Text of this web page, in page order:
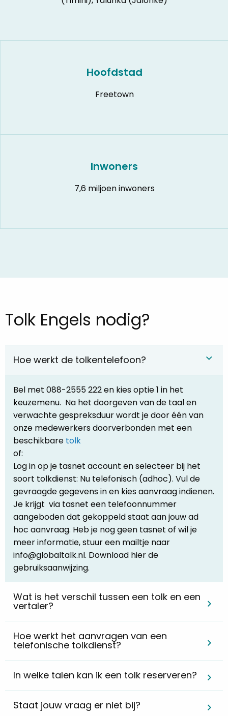
Hoofdstad
Freetown
Inwoners
7,6 miljoen inwoners
Tolk Engels nodig?
Hoe werkt de tolkentelefoon?
Bel met 088-2555 222 en kies optie 1 in het
keuzemenu. Na het doorgeven van de taal en
verwachte gespreksduur wordt je door één van
onze medewerkers doorverbonden met een
beschikbare tolk
of:
Log in op je tasnet account en selecteer bij het
soort tolkdienst: Nu telefonisch (adhoc). Vul de
gevraagde gegevens in en kies aanvraag indienen.
Je krijgt via tasnet een telefoonnummer
aangeboden dat gekoppeld staat aan jouw ad
hoc aanvraag. Heb je nog geen tasnet of wil je
meer informatie, stuur een mailtje naar
info@globaltalk.nl. Download hier de
gebruiksaanwijzing.
Wat is het verschil tussen een tolk en een
vertaler?
Hoe werkt het aanvragen van een
telefonische tolkdienst?
In welke talen kan ik een tolk reserveren?
Staat jouw vraag er niet bij?